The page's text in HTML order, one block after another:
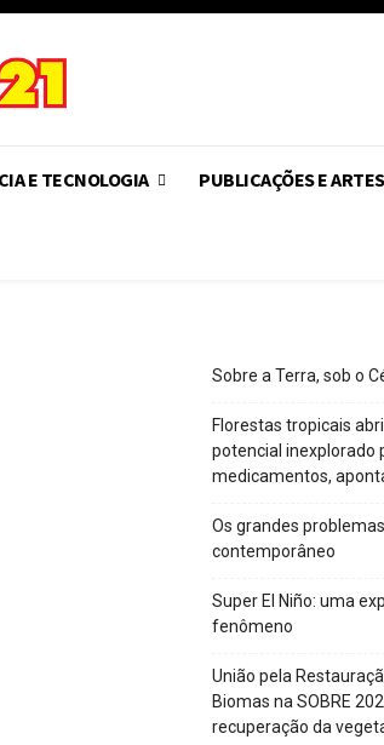
E TECNOLOGIA PUBLICAÇÕES E ARTES
Sobre a Terra, sob o
Florestas tropicais
potencial inexplorado
medicamentos,
Os grandes
contemporâneo
Super El Niño: uma
fenômeno
União pela
Biomas na SOBRE
recuperação da